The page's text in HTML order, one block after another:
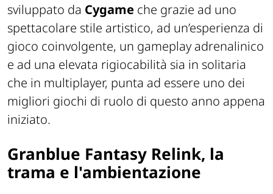
sviluppato da Cygame che grazie ad uno
spettacolare stile artistico, ad un’esperienza di
gioco coinvolgente, un gameplay adrenalinico
e ad una elevata rigiocabilità sia in solitaria
che in multiplayer, punta ad essere uno dei
migliori giochi di ruolo di questo anno appena
iniziato.
Granblue Fantasy Relink, la
trama e l'ambientazione